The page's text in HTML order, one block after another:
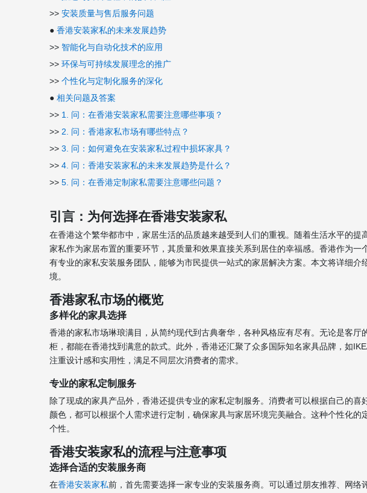
>> 安装质量与售后服务问题
● 香港安装家私的未来发展趋势
>> 智能化与自动化技术的应用
>> 环保与可持续发展理念的推广
>> 个性化与定制化服务的深化
● 相关问题及答案
>> 1. 问：在香港安装家私需要注意哪些事项？
>> 2. 问：香港家私市场有哪些特点？
>> 3. 问：如何避免在安装家私过程中损坏家具？
>> 4. 问：香港安装家私的未来发展趋势是什么？
>> 5. 问：在香港定制家私需要注意哪些问题？
引言：为何选择在香港安装家私
在香港这个繁华都市中，家居生活的品质越来越受到人们的重视。随着生活水平的
家私作为家居布置的重要环节，其质量和效果直接关系到居住的幸福感。香港作为
有专业的家私安装服务团队，能够为市民提供一站式的家居解决方案。本文将详细
境。
香港家私市场的概览
多样化的家具选择
香港的家私市场琳琅满目，从简约现代到古典奢华，各种风格应有尽有。无论是客
柜，都能在香港找到满意的款式。此外，香港还汇聚了众多国际知名家具品牌，如
注重设计感和实用性，满足不同层次消费者的需求。
专业的家私定制服务
除了现成的家具产品外，香港还提供专业的家私定制服务。消费者可以根据自己的
颜色，都可以根据个人需求进行定制，确保家具与家居环境完美融合。这种个性化
个性。
香港安装家私的流程与注意事项
选择合适的安装服务商
在香港安装家私前，首先需要选择一家专业的安装服务商。可以通过朋友推荐、网